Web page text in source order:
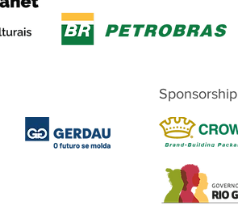
Sponsorship